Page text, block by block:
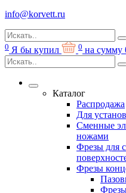
info@korvett.ru
0 Я бы купил 0 на сумму
Каталог
Распродажа
Для
Сменные
ножами
Фрезы для
Фрезы